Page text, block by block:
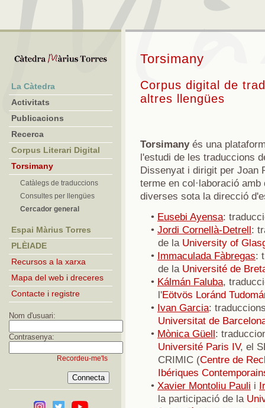
La Càtedra
Activitats
Publicacions
Recerca
Corpus Literari Digital
Torsimany
Catàlegs de traduccions
Consultes per llengües
Cercador general
Espai Màrius Torres
PLÈIADE
Recursos a la xarxa
Mapa del web i dreceres
Contacte i registre
Nom d'usuari:
Contrasenya:
Recordeu-me'ls
Torsimany
Corpus digital de
altres llengües
Torsimanyés una
l'estudi de les traduccions
Dissenyat i dirigit per Joan
terme en col·laboració
diverses sota la direcció
• Eusebi Ayensa:
• Jordi Cornellà-Detrell:
de la University of
• Immaculada Fàbregas:
de la Université de
• Kálmán Faluba,
l'Eötvös Loránd
• Ivan Garcia:
Universitat de
• Mònica Güell:
Université Paris IV, el
CRIMIC (Centre de
Ibériques
• Xavier Montoliu Pauli i
la participació de la